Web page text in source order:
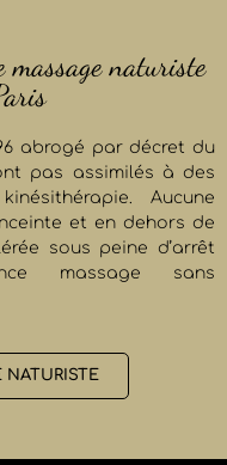
massage naturiste
abrogé par décret du
pas assimilés à des
Aucune
et en dehors de
sous peine d’arrêt
massage sans
NATURISTE